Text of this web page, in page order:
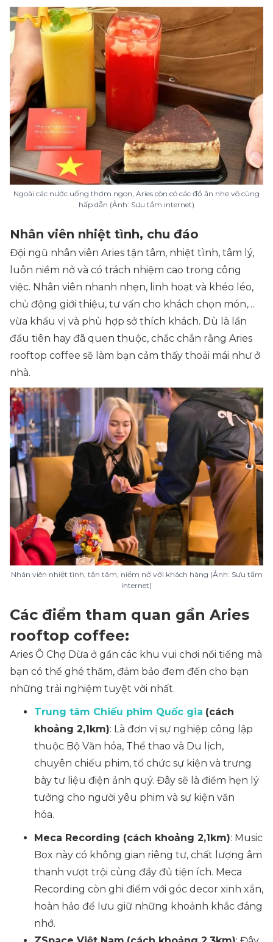
Ngoài các nước uống thơm ngon, Aries còn có các đồ ăn nhẹ vô cùng
hấp dẫn (Ảnh: Sưu tầm internet)
Nhân viên nhiệt tình, chu đáo
Đội ngũ nhân viên Aries tận tâm, nhiệt tình, tâm lý,
luôn niềm nở và có trách nhiệm cao trong công
việc. Nhân viên nhanh nhẹn, linh hoạt và khéo léo,
chủ động giới thiệu, tư vấn cho khách chọn món,…
vừa khẩu vị và phù hợp sở thích khách. Dù là lần
đầu tiên hay đã quen thuộc, chắc chắn rằng Aries
rooftop coffee sẽ làm bạn cảm thấy thoải mái như ở
nhà.
Nhân viên nhiệt tình, tận tâm, niềm nở với khách hàng (Ảnh: Sưu tầm
internet)
Các điểm tham quan gần Aries
rooftop coffee:
Aries Ô Chợ Dừa ở gần các khu vui chơi nổi tiếng mà
bạn có thể ghé thăm, đảm bảo đem đến cho bạn
những trải nghiệm tuyệt vời nhất.
Trung tâm Chiếu phim Quốc gia (cách
khoảng 2,1km): Là đơn vị sự nghiệp công lập
thuộc Bộ Văn hóa, Thể thao và Du lịch,
chuyên chiếu phim, tổ chức sự kiện và trưng
bày tư liệu điện ảnh quý. Đây sẽ là điểm hẹn lý
tưởng cho người yêu phim và sự kiện văn
hóa.
Meca Recording (cách khoảng 2,1km): Music
Box này có không gian riêng tư, chất lượng âm
thanh vượt trội cùng đầy đủ tiện ích. Meca
Recording còn ghi điểm với góc decor xinh xắn,
hoàn hảo để lưu giữ những khoảnh khắc đáng
nhớ.